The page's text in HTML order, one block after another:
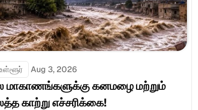
Aug 3, 2026
மாகாணங்களுக்கு கனமழை மற்றும்
காற்று எச்சரிக்கை!